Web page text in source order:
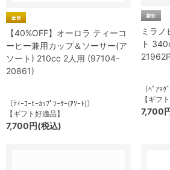
【40%OFF】オーロラ ティーコ
ーヒー兼用カップ＆ソーサー(ア
ソート) 210cc 2人用 (97104-
20861)
（ﾃｨｰｺｰﾋｰｶｯﾌﾟｿｰｻｰ(ｱｿｰﾄ)）
【ギフト好適品】
7,700円(税込)
ミラノ
ト
（ﾍﾟｱﾏｸﾞ
【ギフ
7,700